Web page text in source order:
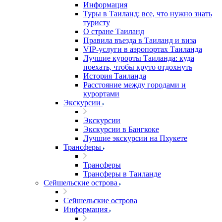
Информация
Туры в Таиланд: все, что нужно знать
туристу
О стране Таиланд
Правила въезда в Таиланд и виза
VIP-услуги в аэропортах Таиланда
Лучшие курорты Таиланда: куда
поехать, чтобы круто отдохнуть
История Таиланда
Расстояние между городами и
курортами
Экскурсии
Экскурсии
Экскурсии в Бангкоке
Лучшие экскурсии на Пхукете
Трансферы
Трансферы
Трансферы в Таиланде
Сейшельские острова
Сейшельские острова
Информация